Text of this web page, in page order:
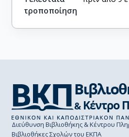
τροποποίηση
Διεύθυνση Βιβλιοθήκης & Κέντρου
Βιβλιοθήκες Σχολών του ΕΚΠΑ